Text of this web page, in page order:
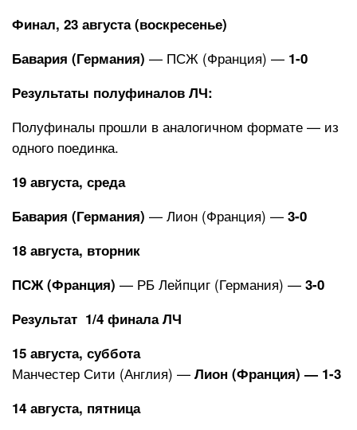
Финал, 23 августа (воскресенье)
Бавария (Германия) — ПСЖ (Франция) — 1-0
Результаты полуфиналов ЛЧ:
Полуфиналы прошли в аналогичном формате — из
одного поединка.
19 августа, среда
Бавария (Германия) — Лион (Франция) — 3-0
18 августа, вторник
ПСЖ (Франция) — РБ Лейпциг (Германия) — 3-0
Результат 1/4 финала ЛЧ
15 августа, суббота
Манчестер Сити (Англия) — Лион (Франция) — 1-3
14 августа, пятница